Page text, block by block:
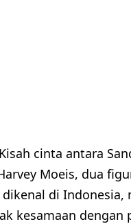
Kisah cinta antara
Moeis, dua
dikenal di Indonesia,
kesamaan dengan